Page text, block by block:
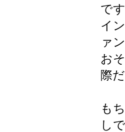
で
イ
ァ
お
際
も
し